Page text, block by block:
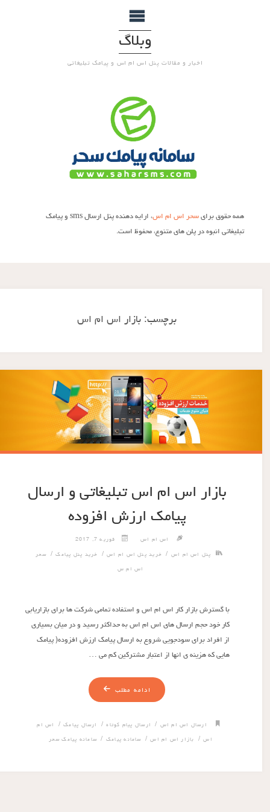
وبلاگ
اخبار و مقالات پنل اس ام اس و پیامک تبلیغاتی
همه حقوق برایسحر اس ام اس
، ارایه دهنده پنل ارسال sms و پیامک
تبلیغاتی انبوه در پلن های متنوع، محفوظ است.
برچسب:بازار اس ام اس
بازار اس ام اس تبلیغاتی و ارسال
پیامک ارزش افزوده
اس ام اس فوریه 7, 2017
پنل اس ام اس/ خرید پنل اس ام اس / خرید پنل پیامک/ سحر
اس ام س
با گسترش بازار کار اس ام اس و استفاده تمامی شرکت ها برای بازاریابی
کار خود حجم ارسال های اس ام اس به حداکثر رسید و در میان بسیاری
از افراد برای سودجویی شروع به ارسال پیامک ارزش افزوده( پیامک
هایی که هزینه ی انها از اعتبار مشترکین کم می …
ادامه مطلب
ارسال اس ام اس/ ارسال پیام کوتاه/ ارسال پیامک / اس ام
اس/ بازار اس ام اس/ سامانه پیامک/ سامانه پیامک سحر